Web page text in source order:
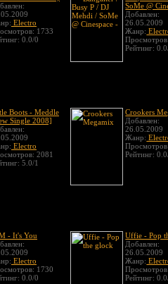
Electro
1733
0.0/0
SoMe @
Добавлен:
26.05.2009
Жанр:
Рейтинг:
Boots - Meddle
Single 2008]
Electro
2081
5.0/1
Crookers
Добавлен:
26.05.2009
Жанр:
Рейтинг:
- It's You
Electro
1730
0.0/0
Uffie - Pop
Добавлен:
26.05.2009
Жанр:
Рейтинг: